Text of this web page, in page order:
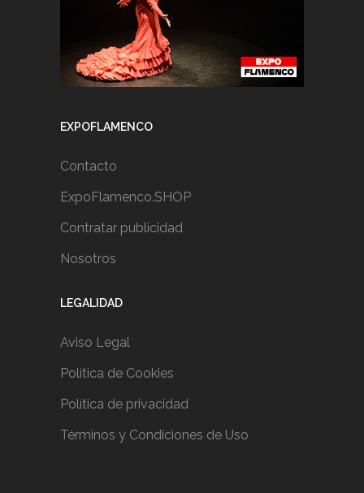
EXPOFLAMENCO
Contacto
ExpoFlamenco.SHOP
Contratar publicidad
Nosotros
LEGALIDAD
Aviso Legal
Política de Cookies
Política de privacidad
Términos y Condiciones de Uso